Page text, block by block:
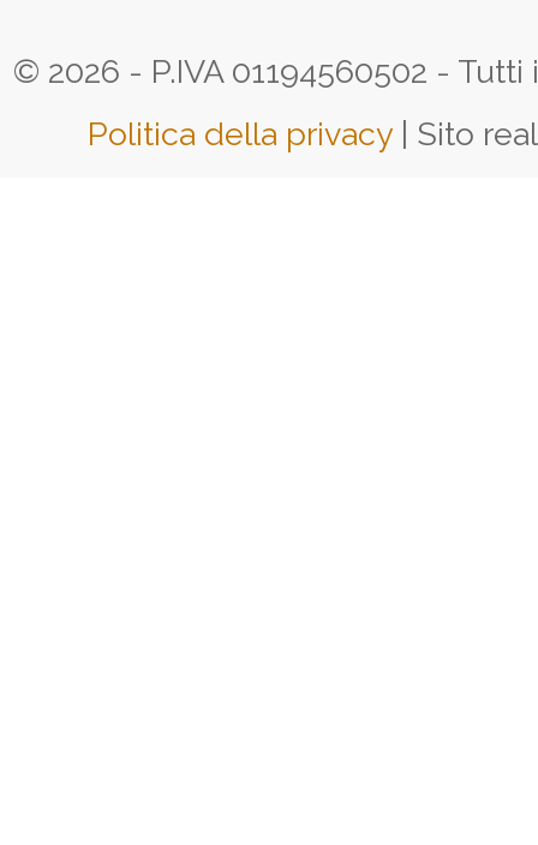
© 2026 - P.IVA 01194560502 -
Politica della privacy | Sito